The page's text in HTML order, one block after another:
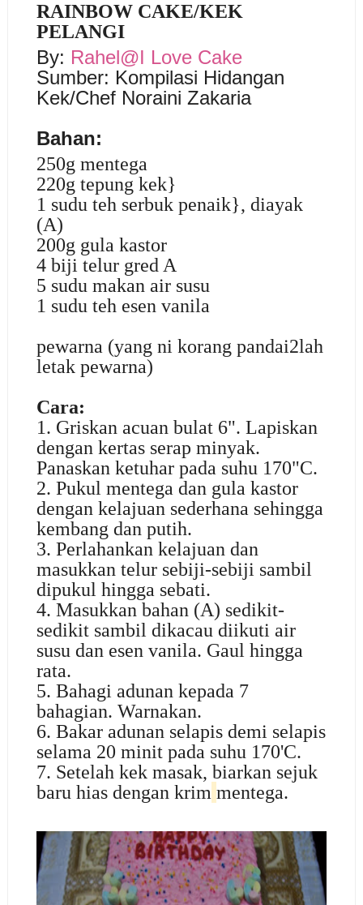
RAINBOW CAKE/KEK
PELANGI
By: Rahel@I Love Cake
Sumber: Kompilasi Hidangan
Kek/Chef Noraini Zakaria
Bahan:
250g mentega
220g tepung kek}
1 sudu teh serbuk penaik}, diayak
(A)
200g gula kastor
4 biji telur gred A
5 sudu makan air susu
1 sudu teh esen vanila
pewarna (yang ni korang pandai2lah
letak pewarna)
Cara:
1. Griskan acuan bulat 6". Lapiskan
dengan kertas serap minyak.
Panaskan ketuhar pada suhu 170"C.
2. Pukul mentega dan gula kastor
dengan kelajuan sederhana sehingga
kembang dan putih.
3. Perlahankan kelajuan dan
masukkan telur sebiji-sebiji sambil
dipukul hingga sebati.
4. Masukkan bahan (A) sedikit-
sedikit sambil dikacau diikuti air
susu dan esen vanila. Gaul hingga
rata.
5. Bahagi adunan kepada 7
bahagian. Warnakan.
6. Bakar adunan selapis demi selapis
selama 20 minit pada suhu 170'C.
7. Setelah kek masak, biarkan sejuk
baru hias dengan krim mentega.